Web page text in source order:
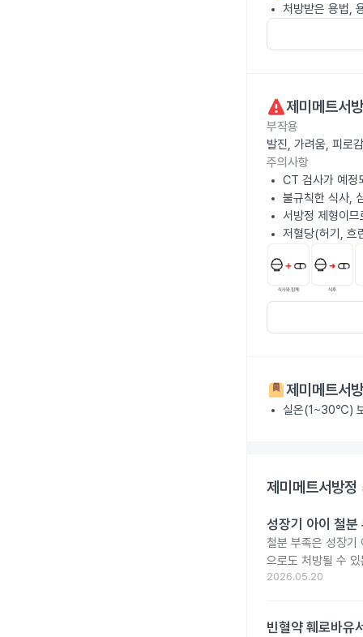
처방받은 용법,
제미메트
부작용
발진, 가려움, 피로
주의사항
CT 검사가 예정
불규칙한 식사,
서방정 제형이
저혈당(허기, 흐
제미메트
실온(1~30℃)
제미메트서방
성장기 아이 철
철분 부족은 성장기
으로도 처방될 수
2026.05.20
빈혈약 훼로바유